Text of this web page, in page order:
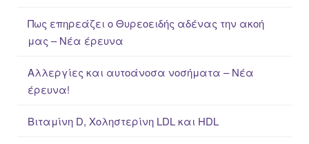
Πως επηρεάζει ο Θυρεοειδής αδένας την ακοή
μας – Νέα έρευνα
Αλλεργίες και αυτοάνοσα νοσήματα – Νέα
έρευνα!
Βιταμίνη D, Χοληστερίνη LDL και HDL